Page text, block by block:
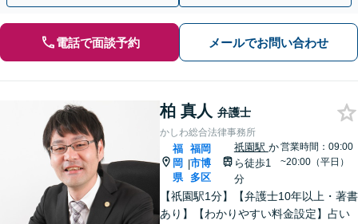
電話で面談予約 メールでお問い合わせ
柏 真人 弁護士
かしわ総合法律事務所
福
岡
県
|
福岡
市博
多区
祇園駅 か
ら徒歩1
分
営業時間：09:00
~20:00（平日）
【祇園駅1分】【弁護士10年以上・著書
あり】【わかりやすい料金設定】占い